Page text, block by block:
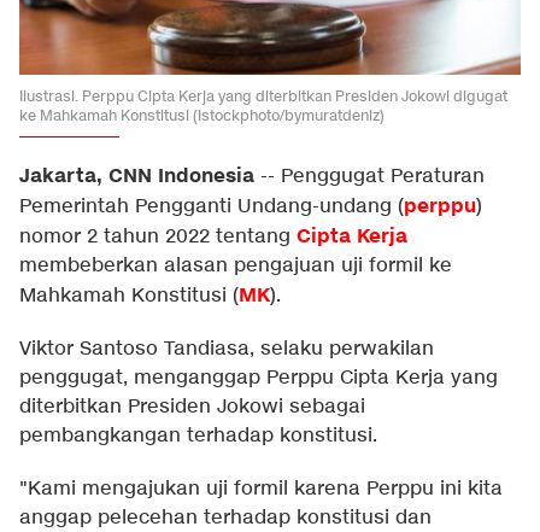
Ilustrasi. Perppu Cipta Kerja yang diterbitkan Presiden Jokowi digugat
ke Mahkamah Konstitusi (Istockphoto/bymuratdeniz)
Jakarta, CNN Indonesia -- Penggugat Peraturan
Pemerintah Pengganti Undang-undang (perppu)
nomor 2 tahun 2022 tentang Cipta Kerja
membeberkan alasan pengajuan uji formil ke
Mahkamah Konstitusi (MK).
Viktor Santoso Tandiasa, selaku perwakilan
penggugat, menganggap Perppu Cipta Kerja yang
diterbitkan Presiden Jokowi sebagai
pembangkangan terhadap konstitusi.
"Kami mengajukan uji formil karena Perppu ini kita
anggap pelecehan terhadap konstitusi dan